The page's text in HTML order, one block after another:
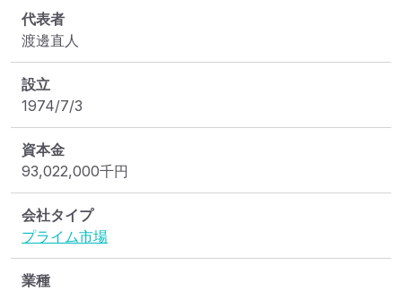
代表者
渡邊直人
設立
1974/7/3
資本金
93,022,000千円
会社タイプ
プライム市場
業種